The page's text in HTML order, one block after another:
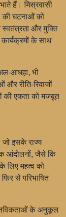
हैं। मिस्रवासी
की घटनाओं को
स्वतंत्रता और मुक्ति
के साथ
आधहा, भी
और रीति-रिवाजों
की एकता को मजबूत
जो इसके राज्य
आंदोलनों, जैसे कि
लिए महत्व को
से परिभाषित
के अनुकूल